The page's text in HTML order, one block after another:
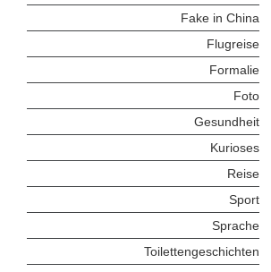
Fake in China
Flugreise
Formalie
Foto
Gesundheit
Kurioses
Reise
Sport
Sprache
Toilettengeschichten